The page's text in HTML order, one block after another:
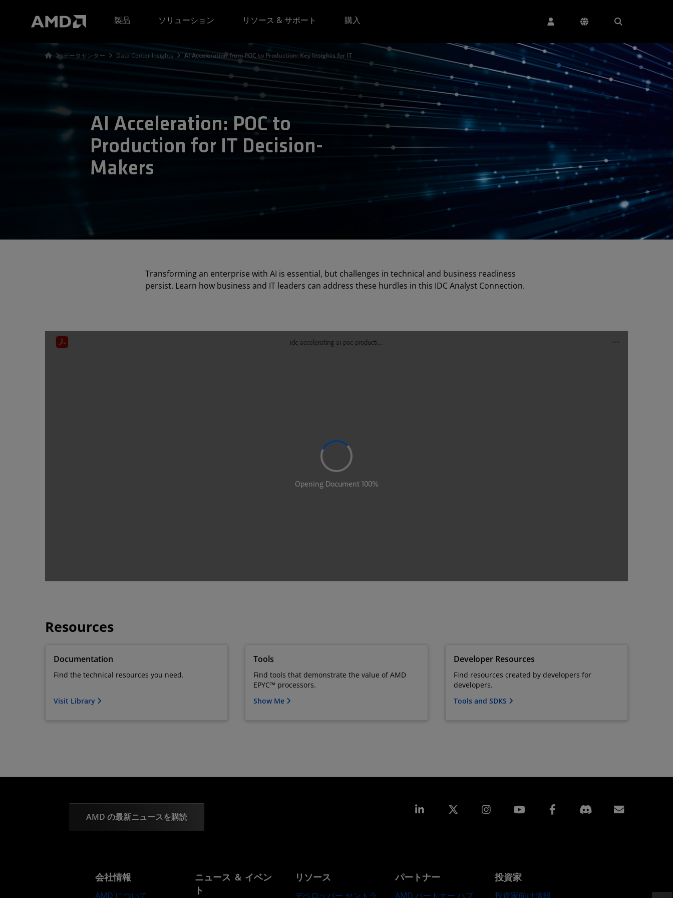
製品
ソリューション リソース & サポート 購入
データセンター Data Center Insights AI Acceleration from POC to Production: Key Insights for IT
AI Acceleration: POC to
Production for IT Decision-
Makers
Transforming an enterprise with AI is essential, but challenges in technical and business readiness
persist. Learn how business and IT leaders can address these hurdles in this IDC Analyst Connection.
Resources
Documentation
Find the technical resources you need.
Visit Library
Tools
Find tools that demonstrate the value of AMD
EPYC™ processors.
Show Me
Developer Resources
Find resources created by developers for
developers.
Tools and SDKS
AMD の最新ニュースを購読
Linkedin Instagram Facebook
会社情報
AMD について
ニュース ＆ イベン
ト
リソース
デベロッパー セントラ
パートナー
AMD パートナー ハブ
投資家
投資家向け情報